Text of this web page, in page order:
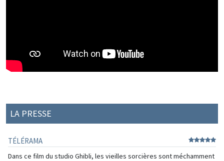
LA PRESSE
TÉLÉRAMA
Dans ce film du studio Ghibli, les vieilles sorcières sont méchamment